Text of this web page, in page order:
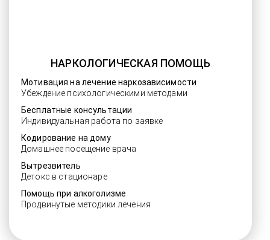
НАРКОЛОГИЧЕСКАЯ ПОМОЩЬ
Мотивация на лечение наркозависимости
Убеждение психологическими методами
Бесплатные консультации
Индивидуальная работа по заявке
Кодирование на дому
Домашнее посещение врача
Вытрезвитель
Детокс в стационаре
Помощь при алкоголизме
Продвинутые методики лечения